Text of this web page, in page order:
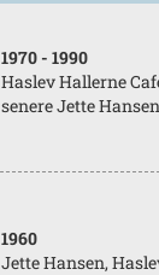
1970 - 1990
Haslev Hallerne
senere Jette Hansen
1960
Jette Hansen,